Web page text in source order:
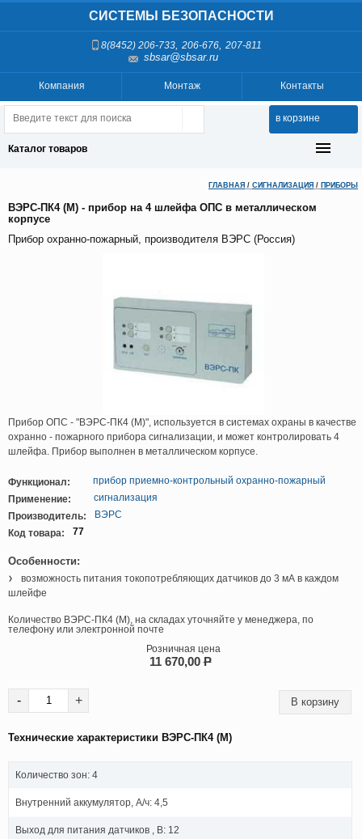
СИСТЕМЫ БЕЗОПАСНОСТИ
8(8452) 206-733, 206-676, 207-811
sbsar@sbsar.ru
Контакты
Монтаж
Компания
в корзине
Каталог товаров
ГЛАВНАЯ / СИГНАЛИЗАЦИЯ / ПРИБОРЫ
ВЭРС-ПК4 (М) - прибор на 4 шлейфа ОПС в металлическом
корпусе
Прибор охранно-пожарный, производителя ВЭРС (Россия)
Прибор ОПС - "ВЭРС-ПК4 (М)", используется в системах охраны в качестве
охранно - пожарного прибора сигнализации, и может контролировать 4
шлейфа. Прибор выполнен в металлическом корпусе.
Функционал:
прибор приемно-контрольный охранно-пожарный
Применение:
сигнализация
Производитель:
ВЭРС
Код товара:
77
Особенности:
возможность питания токопотребляющих датчиков до 3 мА в каждом
шлейфе
Количество ВЭРС-ПК4 (М), на складах уточняйте у менеджера, по
телефону или электронной почте
Розничная цена
11 670,00P
- +
Технические характеристики ВЭРС-ПК4 (М)
Количество зон: 4
Внутренний аккумулятор, А/ч: 4,5
Выход для питания датчиков , В: 12